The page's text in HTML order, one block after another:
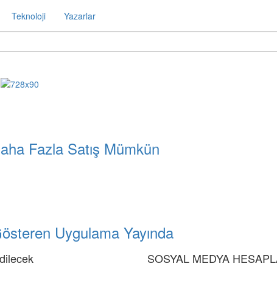
Teknoloji Yazarlar
Fazla Satış Mümkün
Uygulama Yayında
SOSYAL MEDYA